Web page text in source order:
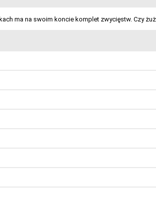
ma na swoim koncie komplet zwycięstw. Czy